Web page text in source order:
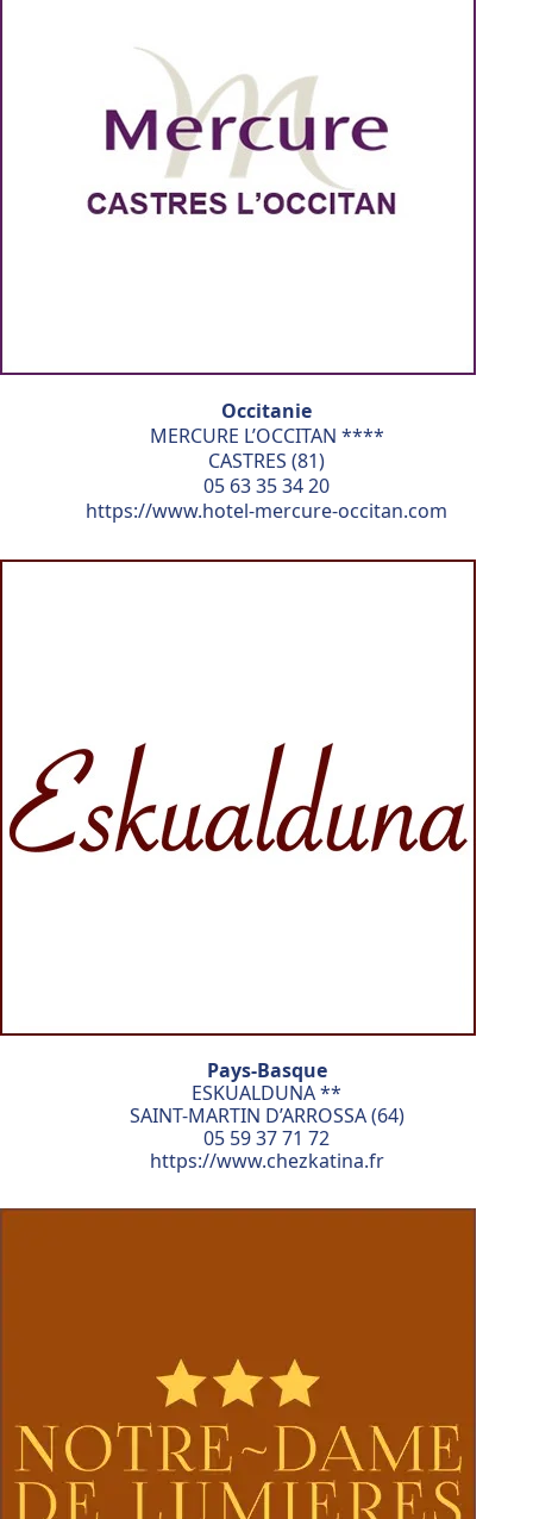
Occitanie
MERCURE L’OCCITAN ****
CASTRES (81)
05 63 35 34 20
https://www.hotel-mercure-occitan.com
Pays-Basque
ESKUALDUNA **
SAINT-MARTIN D’ARROSSA (64)
05 59 37 71 72
https://www.chezkatina.fr